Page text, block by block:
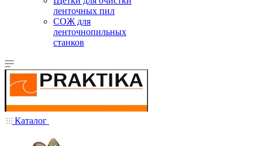
ленточных пил
СОЖ для
ленточнопильных
станков
Каталог